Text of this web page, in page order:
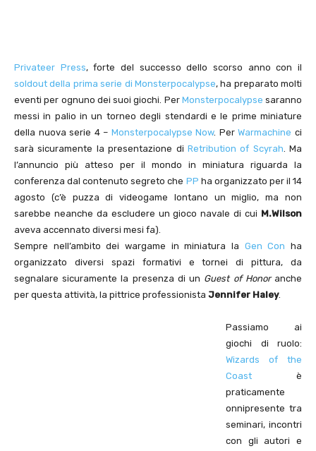
Privateer Press, forte del successo dello scorso anno con il
soldout della prima serie di Monsterpocalypse, ha preparato molti
eventi per ognuno dei suoi giochi. Per Monsterpocalypse saranno
messi in palio in un torneo degli stendardi e le prime miniature
della nuova serie 4 – Monsterpocalypse Now. PerWarmachine ci
sarà sicuramente la presentazione di Retribution of Scyrah. Ma
l’annuncio più atteso per il mondo in miniatura riguarda la
conferenza dal contenuto segreto che PP ha organizzato per il 14
agosto (c’è puzza di videogame lontano un miglio, ma non
sarebbe neanche da escludere un gioco navale di cui M.Wilson
aveva accennato diversi mesi fa).
Sempre nell’ambito dei wargame in miniatura la Gen Con ha
organizzato diversi spazi formativi e tornei di pittura, da
segnalare sicuramente la presenza di un Guest of Honoranche
per questa attività, la pittrice professionista Jennifer Haley.
Passiamo ai
giochi di ruolo:
Wizards of the
Coast è
praticamente
onnipresente tra
seminari, incontri
con gli autori e